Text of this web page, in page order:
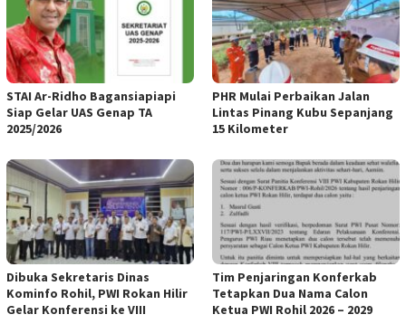
STAI Ar-Ridho Bagansiapiapi
Siap Gelar UAS Genap TA
2025/2026
PHR Mulai Perbaikan Jalan
Lintas Pinang Kubu Sepanjang
15 Kilometer
Dibuka Sekretaris Dinas
Kominfo Rohil, PWI Rokan Hilir
Gelar Konferensi ke VIII
Tim Penjaringan Konferkab
Tetapkan Dua Nama Calon
Ketua PWI Rohil 2026 – 2029